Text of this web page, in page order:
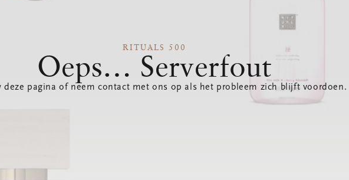
RITUALS 500
Oeps… Serverfout
deze pagina of neem contact met ons op als het probleem zich blijft voordoen.